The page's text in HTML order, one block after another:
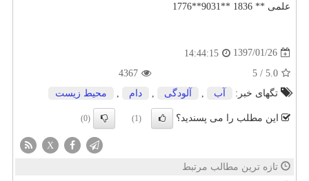
علمی ** 1836 **9031**1776
1397/01/26
14:44:15
5.0
/
5
4367
تگهای خبر:
آب آلودگی دام محیط زیست
این مطلب را می پسندید؟ (1)
(0)
X
تازه ترین مطالب مرتبط